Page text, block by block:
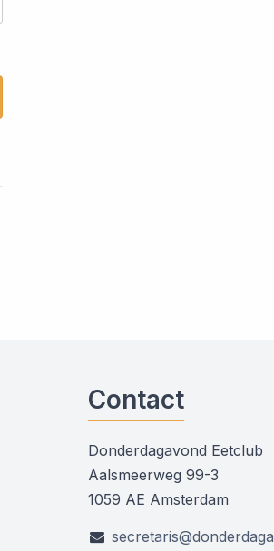
Contact
Donderdagavond Eetclub
Aalsmeerweg 99-3
1059 AE Amsterdam